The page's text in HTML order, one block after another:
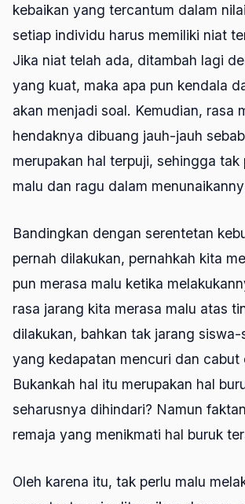
kebaikan yang tercantum dalam
setiap individu harus memiliki niat
Jika niat telah ada, ditambah lagi
yang kuat, maka apa pun kendala
akan menjadi soal. Kemudian, rasa
hendaknya dibuang jauh-jauh sebab
merupakan hal terpuji, sehingga tak
malu dan ragu dalam
Bandingkan dengan serentetan
pernah dilakukan, pernahkah kita
pun merasa malu ketika
rasa jarang kita merasa malu atas
dilakukan, bahkan tak jarang siswa-
yang kedapatan mencuri dan cabut
Bukankah hal itu merupakan hal
seharusnya dihindari? Namun
remaja yang menikmati hal buruk
Oleh karena itu, tak perlu malu